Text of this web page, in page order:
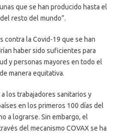
que se han producido hasta el
resto del mundo”.
contra la Covid-19 que se han
haber sido suficientes para
y personas mayores en todo el
manera equitativa.
los trabajadores sanitarios y
en los primeros 100 días del
a lograrse. Sin embargo, el
del mecanismo COVAX se ha